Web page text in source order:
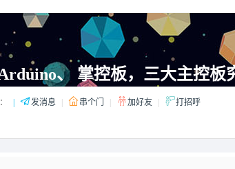
、 掌控板，三大主控板
发消息 串个门 加好友 打招呼